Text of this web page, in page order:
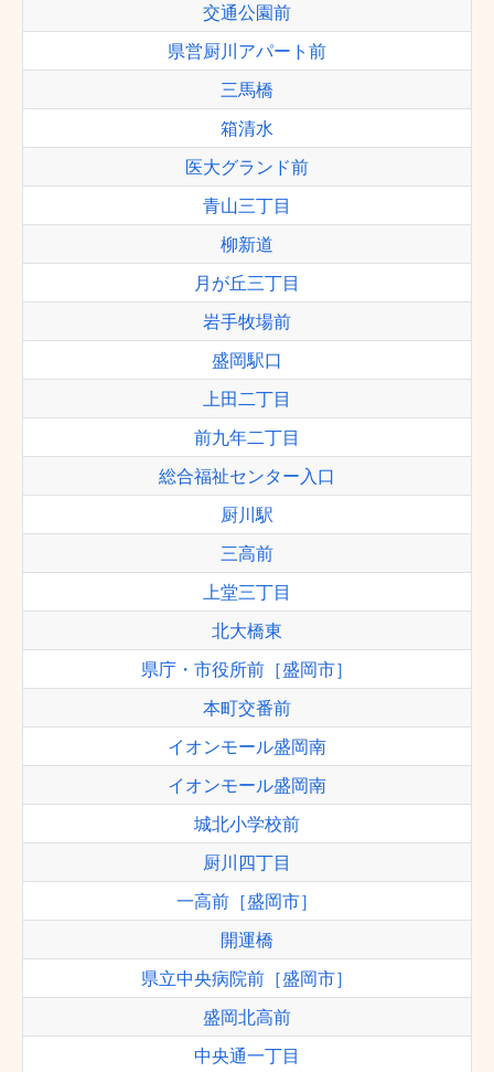
交通公園前
県営厨川アパート前
三馬橋
箱清水
医大グランド前
青山三丁目
柳新道
月が丘三丁目
岩手牧場前
盛岡駅口
上田二丁目
前九年二丁目
総合福祉センター入口
厨川駅
三高前
上堂三丁目
北大橋東
県庁・市役所前［盛岡市］
本町交番前
イオンモール盛岡南
イオンモール盛岡南
城北小学校前
厨川四丁目
一高前［盛岡市］
開運橋
県立中央病院前［盛岡市］
盛岡北高前
中央通一丁目